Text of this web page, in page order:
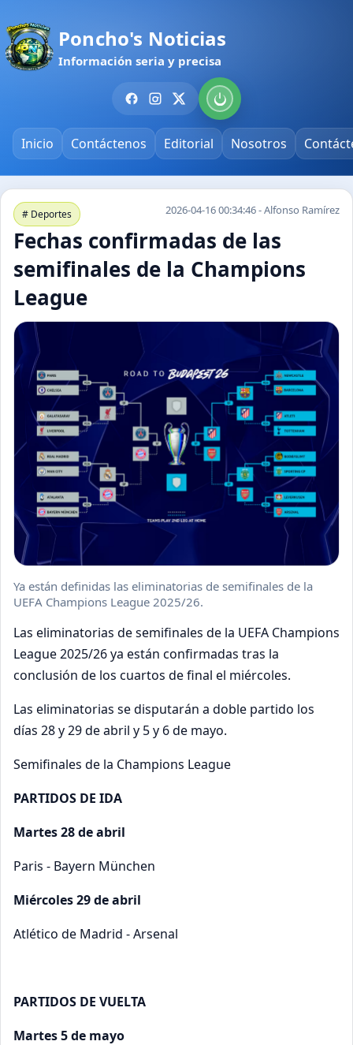
Poncho's Noticias
Información seria y precisa
Inicio Contáctenos Editorial Nosotros
# Deportes 2026-04-16 00:34:46 - Alfonso Ramírez
Fechas confirmadas de las
semifinales de la Champions
League
Ya están definidas las eliminatorias de semifinales de la
UEFA Champions League 2025/26.
Las eliminatorias de semifinales de la UEFA Champions
League 2025/26 ya están confirmadas tras la
conclusión de los cuartos de final el miércoles.
Las eliminatorias se disputarán a doble partido los
días 28 y 29 de abril y 5 y 6 de mayo.
Semifinales de la Champions League
PARTIDOS DE IDA
Martes 28 de abril
Paris - Bayern München
Miércoles 29 de abril
Atlético de Madrid - Arsenal
PARTIDOS DE VUELTA
Martes 5 de mayo